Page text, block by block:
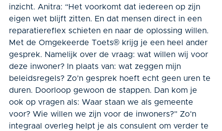
inzicht. Anitra: “Het voorkomt dat iedereen op zijn
eigen wet blijft zitten. En dat mensen direct in een
reparatiereflex schieten en naar de oplossing willen.
Met de Omgekeerde Toets®krijg je een heel ander
gesprek. Namelijk over de vraag: wat willen wij voor
deze inwoner? In plaats van: wat zeggen mijn
beleidsregels? Zo’n gesprek hoeft echt geen uren te
duren. Doorloop gewoon de stappen. Dan kom je
ook op vragen als: Waar staan we als gemeente
voor? Wie willen we zijn voor de inwoners?” Zo’n
integraal overleg helpt je als consulent om verder te